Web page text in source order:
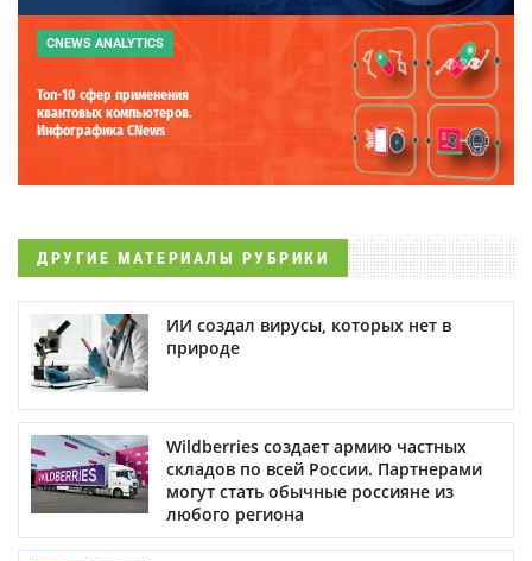
CNEWS ANALYTICS
Топ-10 сфер применения
квантовых компьютеров.
Инфографика CNews
ДРУГИЕ МАТЕРИАЛЫ РУБРИКИ
ИИ создал вирусы, которых нет в
природе
Wildberries создает армию частных
складов по всей России. Партнерами
могут стать обычные россияне из
любого региона